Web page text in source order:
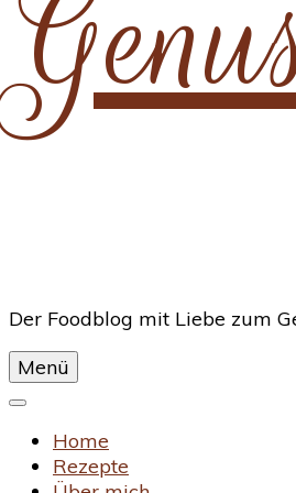
Der Foodblog mit Liebe zum
Menü
Home
Rezepte